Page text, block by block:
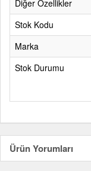
Diğer Özellikler
Stok Kodu
Marka
Stok Durumu
Ürün Yorumları